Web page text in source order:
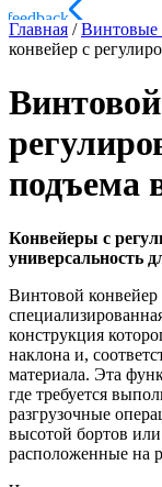
Главная /Винтовые
конвейер с
подъема
Конвейеры с
универсальность
Винтовой
конструкция
наклона и,
материала. Эта
где требуется
разгрузочные
высотой бортов
расположенные на